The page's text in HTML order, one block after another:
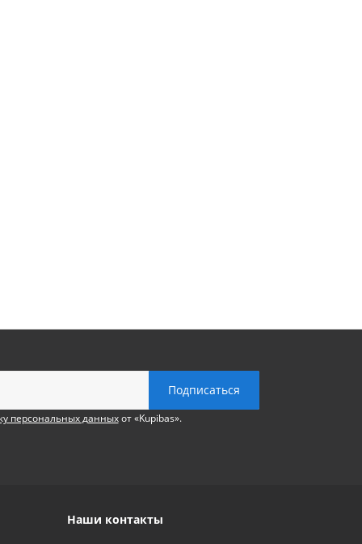
персональных данныхот «Kupibas».
Наши контакты